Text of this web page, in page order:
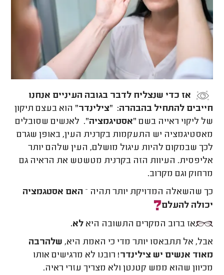
אז כדי שנצליח לדבר בגובה העיניים אנחנו
חייבים להתחיל בהבהרה: "צילינדר" הוא בעצם תיקון
של ליקוי ראייה בשם "אסטיגמציה". לאנשים שסובלים
מאסטיגמציה יש התעקמות בקרנית העין, באופן שגרם
לכך שבמקום להיות עיגול מושלם, העין שלהם יותר
אליפסית. העיוות הזה בקרנית מטשטש את הראיה גם
מרחוק וגם מקרוב.
כך שהשאלה המדויקת יותר תהיה – האם אסטגמציה
יכולה להעלם
אז ברוב המקרים התשובה היאלא.
אבל, אל תתבאסו יותר מדי כי האמת היא, שלהרבה
מאוד אנשים יש צילינדר! רובנו לא מרגישים אותו
מכיוון שהוא ממש קטנטן ולא מצריך עזרי ראיה.